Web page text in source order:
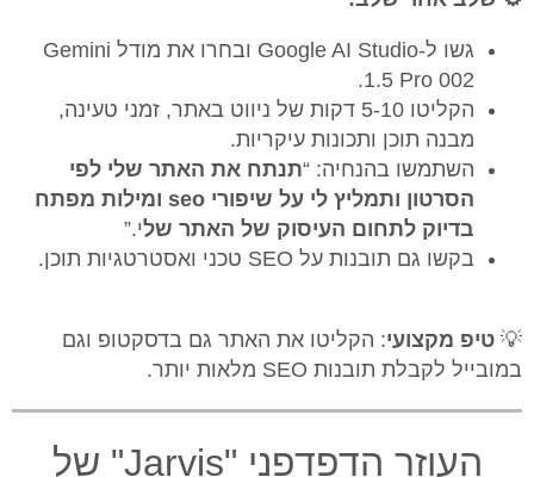
גשו ל-Google AI Studio ובחרו את מודל Gemini
1.5 Pro 002.
הקליטו 5-10 דקות של ניווט באתר, זמני טעינה,
מבנה תוכן ותכונות עיקריות.
השתמשו בהנחיה: “תנתח את האתר שלי לפי
הסרטון ותמליץ לי על שיפורי seo ומילות מפתח
בדיוק לתחום העיסוק של האתר שלי.”
בקשו גם תובנות על SEO טכני ואסטרטגיות תוכן.
💡 טיפ מקצועי: הקליטו את האתר גם בדסקטופ וגם
במובייל לקבלת תובנות SEO מלאות יותר.
העוזר הדפדפני "Jarvis" של